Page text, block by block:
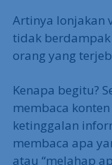
Artinya lonjakan
tidak
orang yang
Kenapa begitu?
membaca
ketinggalan
membaca apa
atau “melahap